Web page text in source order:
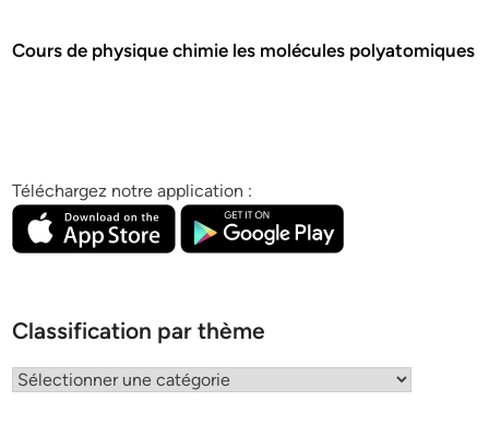
Cours de physique chimie les molécules polyatomiques
Téléchargez notre application :
Classification par thème
Classification